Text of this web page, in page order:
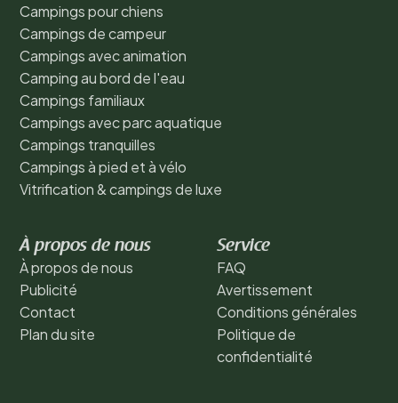
Campings pour chiens
Campings de campeur
Campings avec animation
Camping au bord de l'eau
Campings familiaux
Campings avec parc aquatique
Campings tranquilles
Campings à pied et à vélo
Vitrification & campings de luxe
À propos de nous
À propos de nous
Publicité
Contact
Plan du site
Service
FAQ
Avertissement
Conditions générales
Politique de
confidentialité